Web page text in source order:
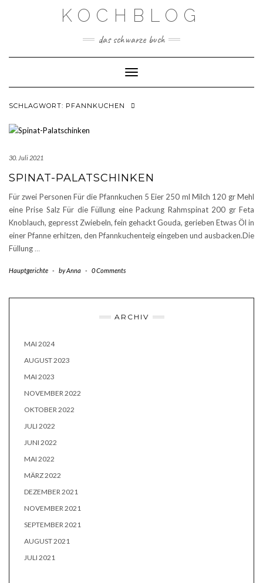
KOCHBLOG
das schwarze buch
Toggle Navigation
SCHLAGWORT: PFANNKUCHEN
30. Juli 2021
SPINAT-PALATSCHINKEN
Für zwei Personen Für die Pfannkuchen 5 Eier 250 ml Milch 120 gr Mehl
eine Prise Salz Für die Füllung eine Packung Rahmspinat 200 gr Feta
Knoblauch, gepresst Zwiebeln, fein gehackt Gouda, gerieben Etwas Öl in
einer Pfanne erhitzen, den Pfannkuchenteig eingeben und ausbacken.Die
Füllung …
Hauptgerichte - byAnna - 0 Comments
ARCHIV
MAI 2024
AUGUST 2023
MAI 2023
NOVEMBER 2022
OKTOBER 2022
JULI 2022
JUNI 2022
MAI 2022
MÄRZ 2022
DEZEMBER 2021
NOVEMBER 2021
SEPTEMBER 2021
AUGUST 2021
JULI 2021